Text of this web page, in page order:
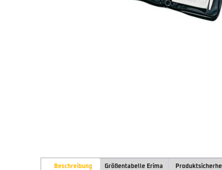
Beschreibung Größentabelle Erima